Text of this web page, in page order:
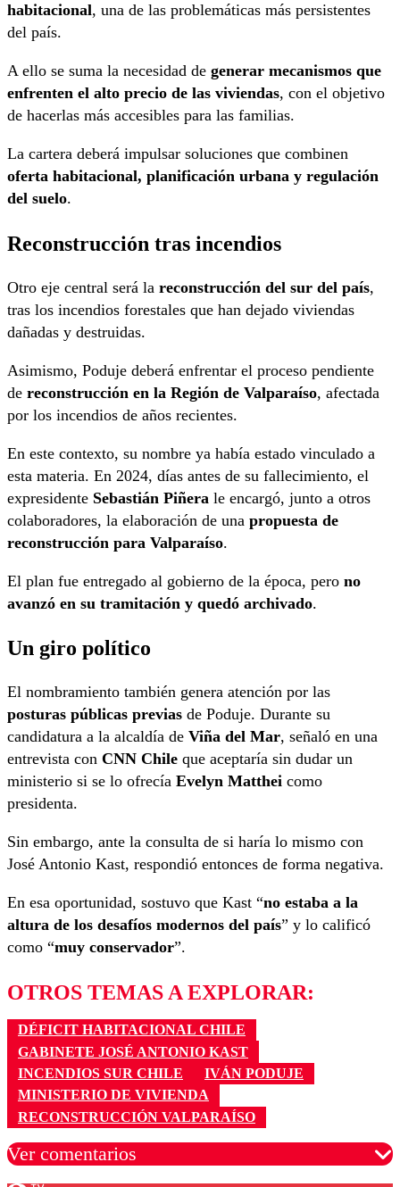
habitacional, una de las problemáticas más persistentes
del país.
A ello se suma la necesidad de generar mecanismos que
enfrenten el alto precio de las viviendas, con el objetivo
de hacerlas más accesibles para las familias.
La cartera deberá impulsar soluciones que combinen
oferta habitacional, planificación urbana y regulación
del suelo.
Reconstrucción tras incendios
Otro eje central será la reconstrucción del sur del país,
tras los incendios forestales que han dejado viviendas
dañadas y destruidas.
Asimismo, Poduje deberá enfrentar el proceso pendiente
de reconstrucción en la Región de Valparaíso, afectada
por los incendios de años recientes.
En este contexto, su nombre ya había estado vinculado a
esta materia. En 2024, días antes de su fallecimiento, el
expresidente Sebastián Piñera le encargó, junto a otros
colaboradores, la elaboración de una propuesta de
reconstrucción para Valparaíso.
El plan fue entregado al gobierno de la época, pero no
avanzó en su tramitación y quedó archivado.
Un giro político
El nombramiento también genera atención por las
posturas públicas previas de Poduje. Durante su
candidatura a la alcaldía de Viña del Mar, señaló en una
entrevista con CNN Chile que aceptaría sin dudar un
ministerio si se lo ofrecía Evelyn Matthei como
presidenta.
Sin embargo, ante la consulta de si haría lo mismo con
José Antonio Kast, respondió entonces de forma negativa.
En esa oportunidad, sostuvo que Kast “no estaba a la
altura de los desafíos modernos del país” y lo calificó
como “muy conservador”.
OTROS TEMAS A EXPLORAR:
DÉFICIT HABITACIONAL CHILE
GABINETE JOSÉ ANTONIO KAST
INCENDIOS SUR CHILE
IVÁN PODUJE
MINISTERIO DE VIVIENDA
RECONSTRUCCIÓN VALPARAÍSO
Ver comentarios